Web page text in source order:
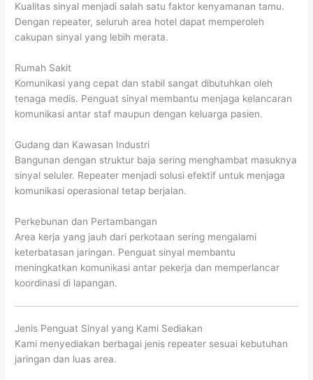
Kualitas sinyal menjadi salah satu faktor kenyamanan tamu.
Dengan repeater, seluruh area hotel dapat memperoleh
cakupan sinyal yang lebih merata.
Rumah Sakit
Komunikasi yang cepat dan stabil sangat dibutuhkan oleh
tenaga medis. Penguat sinyal membantu menjaga kelancaran
komunikasi antar staf maupun dengan keluarga pasien.
Gudang dan Kawasan Industri
Bangunan dengan struktur baja sering menghambat masuknya
sinyal seluler. Repeater menjadi solusi efektif untuk menjaga
komunikasi operasional tetap berjalan.
Perkebunan dan Pertambangan
Area kerja yang jauh dari perkotaan sering mengalami
keterbatasan jaringan. Penguat sinyal membantu
meningkatkan komunikasi antar pekerja dan memperlancar
koordinasi di lapangan.
Jenis Penguat Sinyal yang Kami Sediakan
Kami menyediakan berbagai jenis repeater sesuai kebutuhan
jaringan dan luas area.